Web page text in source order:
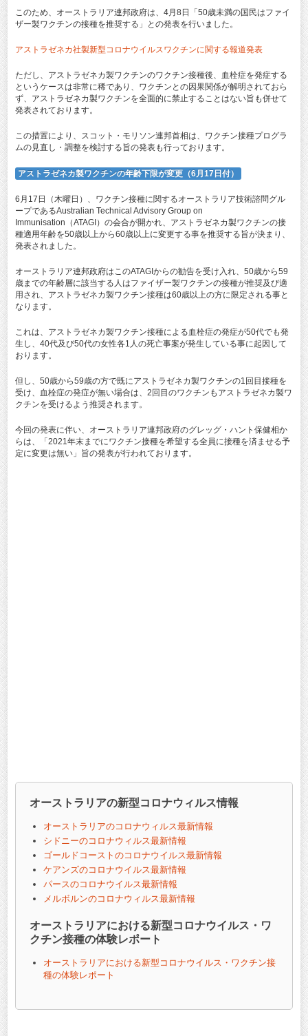
このため、オーストラリア連邦政府は、4月8日「50歳未満の国民はファイ
ザー製ワクチンの接種を推奨する」との発表を行いました。
アストラゼネカ社製新型コロナウイルスワクチンに関する報道発表
ただし、アストラゼネカ製ワクチンのワクチン接種後、血栓症を発症する
というケースは非常に稀であり、ワクチンとの因果関係が解明されておら
ず、アストラゼネカ製ワクチンを全面的に禁止することはない旨も併せて
発表されております。
この措置により、スコット・モリソン連邦首相は、ワクチン接種プログラ
ムの見直し・調整を検討する旨の発表も行っております。
アストラゼネカ製ワクチンの年齢下限が変更（6月17日付）
6月17日（木曜日）、ワクチン接種に関するオーストラリア技術諮問グル
ープであるAustralian Technical Advisory Group on
Immunisation（ATAGI）の会合が開かれ、アストラゼネカ製ワクチンの接
種適用年齢を50歳以上から60歳以上に変更する事を推奨する旨が決まり、
発表されました。
オーストラリア連邦政府はこのATAGIからの勧告を受け入れ、50歳から59
歳までの年齢層に該当する人はファイザー製ワクチンの接種が推奨及び適
用され、アストラゼネカ製ワクチン接種は60歳以上の方に限定される事と
なります。
これは、アストラゼネカ製ワクチン接種による血栓症の発症が50代でも発
生し、40代及び50代の女性各1人の死亡事案が発生している事に起因して
おります。
但し、50歳から59歳の方で既にアストラゼネカ製ワクチンの1回目接種を
受け、血栓症の発症が無い場合は、2回目のワクチンもアストラゼネカ製ワ
クチンを受けるよう推奨されます。
今回の発表に伴い、オーストラリア連邦政府のグレッグ・ハント保健相か
らは、「2021年末までにワクチン接種を希望する全員に接種を済ませる予
定に変更は無い」旨の発表が行われております。
オーストラリアの新型コロナウィルス情報
オーストラリアのコロナウィルス最新情報
シドニーのコロナウィルス最新情報
ゴールドコーストのコロナウイルス最新情報
ケアンズのコロナウイルス最新情報
パースのコロナウイルス最新情報
メルボルンのコロナウィルス最新情報
オーストラリアにおける新型コロナウイルス・ワ
クチン接種の体験レポート
オーストラリアにおける新型コロナウイルス・ワクチン接
種の体験レポート